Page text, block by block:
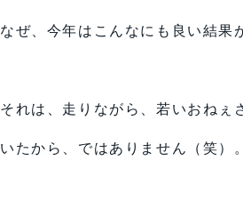
なぜ、今年はこんなにも良い結果
それは、走りながら、若いおねぇ
いたから、ではありません（笑）。